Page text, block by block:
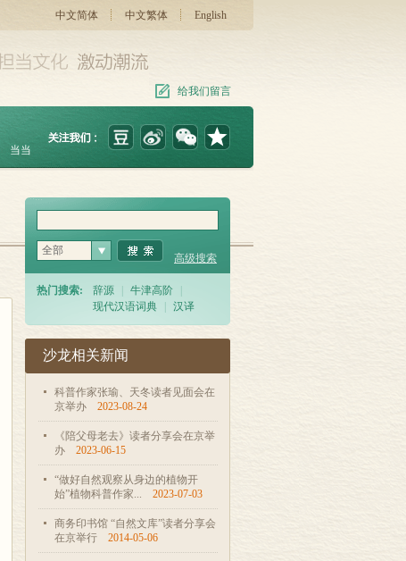
中文简体 中文繁体 English
给我们留言
当当
全部
高级搜索
热门搜索: 辞源 牛津高阶
现代汉语词典
汉译
沙龙相关新闻
科普作家张瑜、天冬读者见面会在
京举办
2023-08-24
《陪父母老去》读者分享会在京举
办
2023-06-15
“做好自然观察从身边的植物开
始”植物科普作家...
2023-07-03
商务印书馆 “自然文库”读者分享会
在京举行
2014-05-06